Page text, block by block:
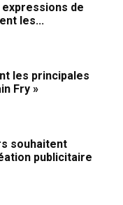
expressions de
les...
les principales
Fry »
souhaitent
publicitaire